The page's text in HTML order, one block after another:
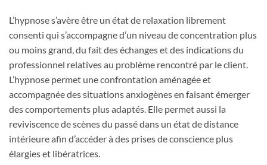
L’hypnose s’avère être un état de relaxation librement
consenti qui s’accompagne d’un niveau de concentration plus
ou moins grand, du fait des échanges et des indications du
professionnel relatives au problème rencontré par le client.
L’hypnose permet une confrontation aménagée et
accompagnée des situations anxiogènes en faisant émerger
des comportements plus adaptés. Elle permet aussi la
reviviscence de scènes du passé dans un état de distance
intérieure afin d’accéder à des prises de conscience plus
élargies et libératrices.